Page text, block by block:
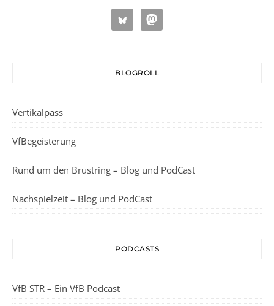
BLOGROLL
Vertikalpass
VfBegeisterung
Rund um den Brustring – Blog und PodCast
Nachspielzeit – Blog und PodCast
PODCASTS
VfB STR – Ein VfB Podcast